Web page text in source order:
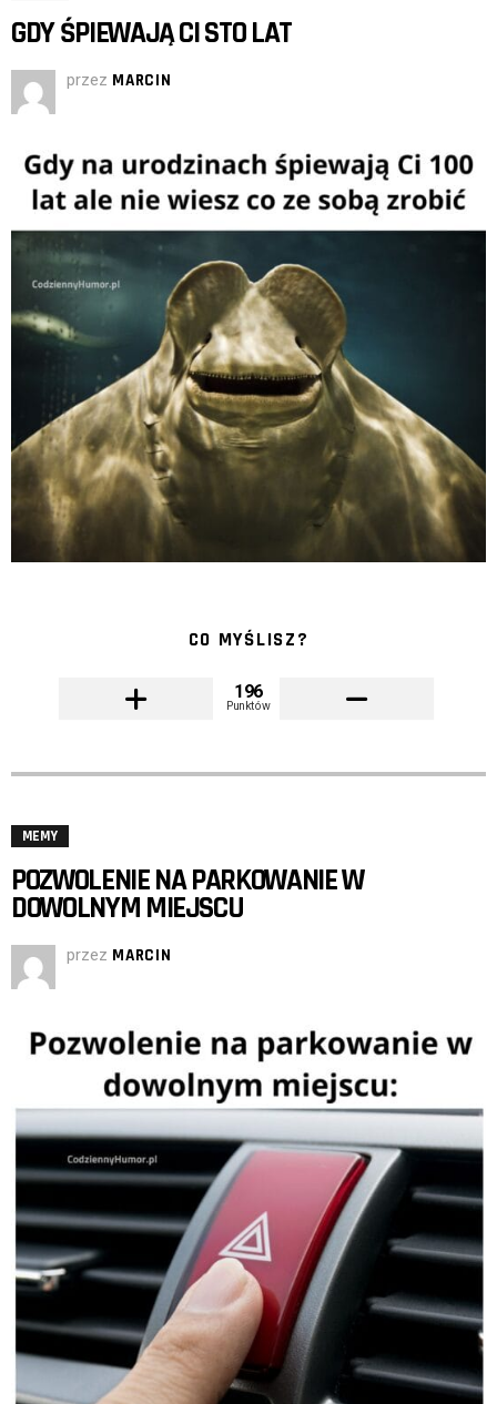
GDY ŚPIEWAJĄ CI STO LAT
przez MARCIN
CO MYŚLISZ?
196
Punktów
MEMY
POZWOLENIE NA PARKOWANIE W
DOWOLNYM MIEJSCU
przez MARCIN